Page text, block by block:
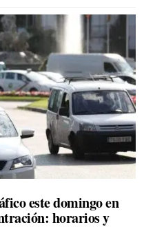
este domingo en
horarios y